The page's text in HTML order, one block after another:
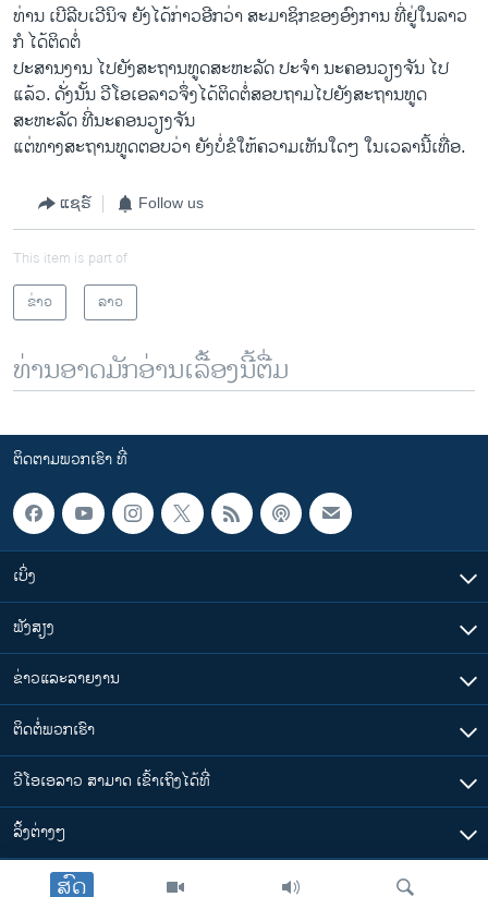
ສົດ
ທ່ານ ເບີລີບເວີນິຈ ຍັງໄດ້ກ່າວອີກວ່າ ສະມາຊິກຂອງອົງການ ທີ່ຢູ່ໃນລາວ
ກໍ ໄດ້ຕິດຕໍ່
ປະສານງານ ໄປຍັງສະຖານທູດສະຫະລັດ ປະຈຳ ນະຄອນວຽງຈັນ ໄປ
ແລ້ວ. ດັ່ງນັ້ນ ວີໂອເອລາວຈຶ່ງໄດ້ຕິດຕໍ່ສອບຖາມໄປຍັງສະຖານທູດ
ສະຫະລັດ ທີ່ນະຄອນວຽງຈັນ
ແຕ່​ທາງ​ສະ​ຖານ​ທູດ​ຕອບ​ວ່າ ຍັງ​ບໍ່​ຂໍ​ໃຫ້​ຄວາມ​ເຫັນ​ໃດໆ​ ໃນ​ເວ​ລານີ້ເທື່ອ.
ແຊຣ໌ Follow us
This item is part of
ຂ່າວ
ລາວ
ທ່ານອາດມັກອ່ານເລື້ອງນີ້ຕື່ມ
ຕິດຕາມພວກເຮົາ ທີ່
ເບິ່ງ
ຟັງສຽງ
ຂ່າວແລະລາຍງານ
ຕິດຕໍ່ພວກເຮົາ
ວີໂອເອລາວ ສາມາດ ເຂົ້າເຖິງໄດ້ທີ່
​ລິ້ງ​ຕ່າງໆ
ຕາມເວລາໃນລາວ